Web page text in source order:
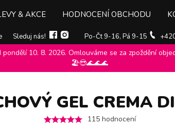
Sleduj nás! Po-Čt 9-16, Pá 9-15
& AKCE HODNOCENÍ OBCHODU
10. 8. 2026. Omlouváme se za zpoždění
🏖️😎🌊🌊🌊
Sprchové gely, oleje, pěny malizia
GEL CREMA
115hodnocení